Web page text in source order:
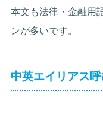
本文も法律・金融用
ンが多いです。
中英エイリアス